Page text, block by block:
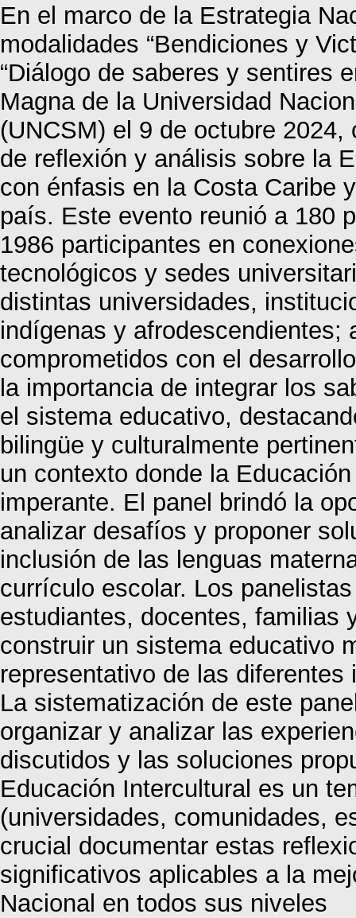
En el marco de la Estrategia
modalidades “Bendiciones y
“Diálogo de saberes y sentires
Magna de la Universidad
(UNCSM) el 9 de octubre
de reflexión y análisis sobre la
con énfasis en la Costa Caribe
país. Este evento reunió a 180
1986 participantes en
tecnológicos y sedes
distintas universidades,
indígenas y afrodescendientes;
comprometidos con el
la importancia de integrar los
el sistema educativo,
bilingüe y culturalmente
un contexto donde la
imperante. El panel brindó la
analizar desafíos y proponer
inclusión de las lenguas
currículo escolar. Los
estudiantes, docentes, familias
construir un sistema educativo
representativo de las
La sistematización de este
organizar y analizar las
discutidos y las soluciones
Educación Intercultural es un
(universidades, comunidades,
crucial documentar estas
significativos aplicables a la
Nacional en todos sus niveles